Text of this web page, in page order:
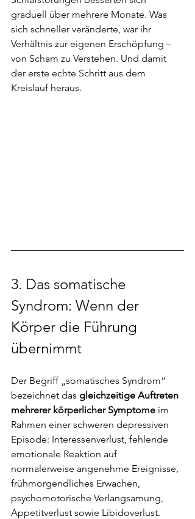
graduell über mehrere Monate. Was
sich schneller veränderte, war ihr
Verhältnis zur eigenen Erschöpfung –
von Scham zu Verstehen. Und damit
der erste echte Schritt aus dem
Kreislauf heraus.
3. Das somatische
Syndrom: Wenn der
Körper die Führung
übernimmt
Der Begriff „somatisches Syndrom“
bezeichnet das gleichzeitige Auftreten
mehrerer körperlicher Symptome im
Rahmen einer schweren depressiven
Episode: Interessenverlust, fehlende
emotionale Reaktion auf
normalerweise angenehme Ereignisse,
frühmorgendliches Erwachen,
psychomotorische Verlangsamung,
Appetitverlust sowie Libidoverlust.